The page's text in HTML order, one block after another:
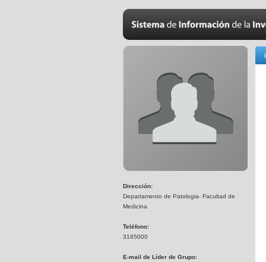
Dirección:
Departamento de Patologia- Facultad de
Medicina
Teléfono:
3165000
E-mail de Líder de Grupo: